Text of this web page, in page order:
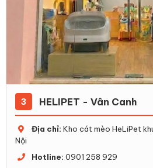
3 HELIPET - Vân Canh
Địa chỉ: Kho cát mèo HeLiPet
Nội
Hotline: 0901 258 929